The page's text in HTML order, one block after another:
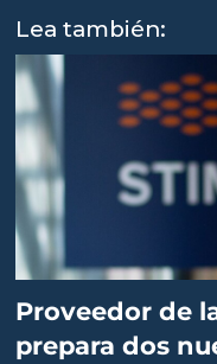
Lea también:
Proveedor de
prepara dos